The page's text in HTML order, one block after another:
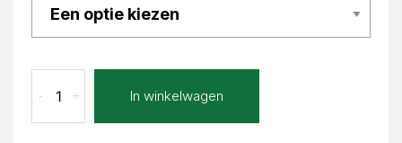
Extra
Zoela
+
- In winkelwagen